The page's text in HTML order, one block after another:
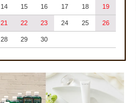
14 15 16 17 18 19
21 22 23 24 25 26
28 29 30